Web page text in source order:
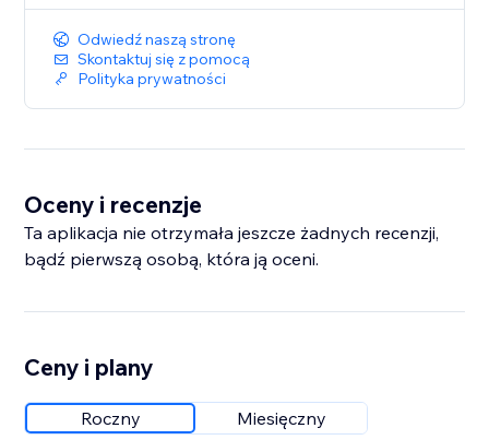
Odwiedź naszą stronę
Skontaktuj się z pomocą
Polityka prywatności
Oceny i recenzje
Ta aplikacja nie otrzymała jeszcze żadnych recenzji,
bądź pierwszą osobą, która ją oceni.
Ceny i plany
Roczny Miesięczny